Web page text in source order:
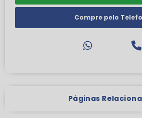
Compre pelo
Páginas